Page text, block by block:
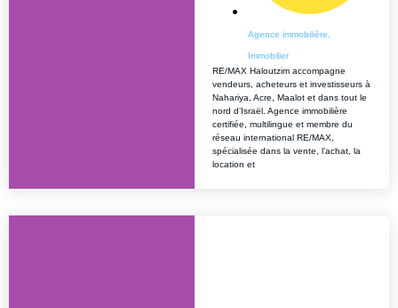
Agence immobilière
Immobilier
RE/MAX Haloutzim accompagne
vendeurs, acheteurs et investisseurs à
Nahariya, Acre, Maalot et dans tout le
nord d’Israël. Agence immobilière
certifiée, multilingue et membre du
réseau international RE/MAX,
spécialisée dans la vente, l’achat, la
location et